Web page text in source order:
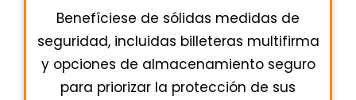
Benefíciese de sólidas medidas de
seguridad, incluidas billeteras multifirma
y opciones de almacenamiento seguro
para priorizar la protección de sus